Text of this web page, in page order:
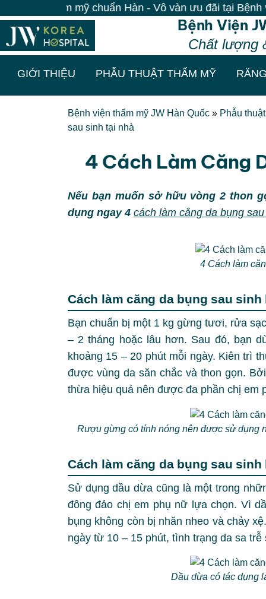
chuẩn Hàn - Vô vàn ưu đãi tại Bệnh viện JW|
Bệnh Viện
Chất lượng
GIỚI THIỆU PHẪU THUẬT THẨM MỸ
Bệnh viện thẩm mỹ JW Hàn Quốc » Phẫu
sau sinh tại nhà
4 Cách Làm Căng
Nếu bạn muốn sở hữu vòng 2 thon
dụng ngay 4 cách làm căng da bụng
4 Cách làm
Cách làm căng da bụng sau
Bạn chuẩn bị một 1 kg gừng tươi, rửa
– 2 tháng hoặc lâu hơn. Sau đó, bạn
khoảng 15 – 20 phút mỗi ngày. Kiên trì
được vùng da săn chắc và thon gọn.
thừa hiệu quả nên được đa phần chị em
Rượu gừng có tính nóng nên được sử dụng
Cách làm căng da bụng sau sinh
Sử dụng dầu dừa cũng là một trong
đông đảo chị em phụ nữ lựa chọn. Vì
bụng không còn bị nhăn nheo và chảy
ngày từ 10 – 15 phút, tình trạng da sa
Dầu dừa có tác dụng